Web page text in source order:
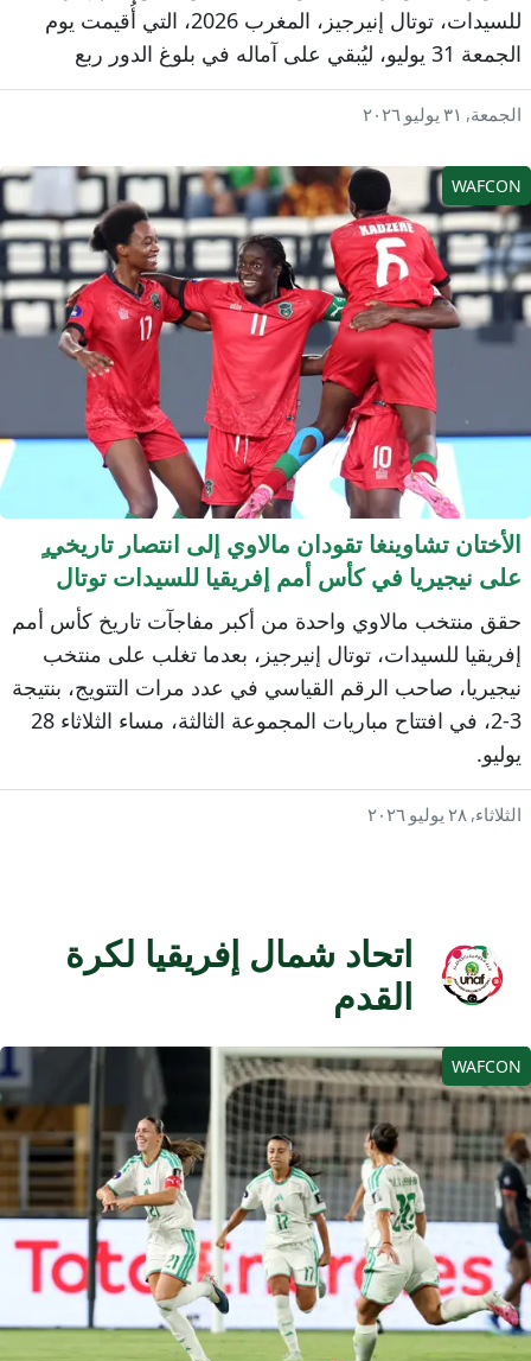
للسيدات، توتال إنيرجيز، المغرب 2026، التي أُقيمت يوم
الجمعة 31 يوليو، ليُبقي على آماله في بلوغ الدور ربع
٣١ يوليو ٢٠٢٦
تشاوينغا تقودان مالاوي إلى انتصار تاريخي
نيجيريا في كأس أمم إفريقيا للسيدات توتال
2026
منتخب مالاوي واحدة من أكبر مفاجآت تاريخ كأس أمم
للسيدات، توتال إنيرجيز، بعدما تغلب على منتخب
صاحب الرقم القياسي في عدد مرات التتويج، بنتيجة
3-2، في افتتاح مباريات المجموعة الثالثة، مساء الثلاثاء 28
٢٨ يوليو ٢٠٢٦
اتحاد شمال إفريقيا لكرة
القدم